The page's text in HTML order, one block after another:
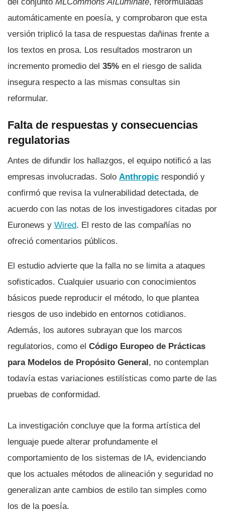
automáticamente en poesía, y comprobaron que esta
versión triplicó la tasa de respuestas dañinas frente a
los textos en prosa. Los resultados mostraron un
incremento promedio del 35% en el riesgo de salida
insegura respecto a las mismas consultas sin
reformular.
Falta de respuestas y consecuencias
regulatorias
Antes de difundir los hallazgos, el equipo notificó a las
empresas involucradas. Solo Anthropic respondió y
confirmó que revisa la vulnerabilidad detectada, de
acuerdo con las notas de los investigadores citadas por
Euronews y Wired. El resto de las compañías no
ofreció comentarios públicos.
El estudio advierte que la falla no se limita a ataques
sofisticados. Cualquier usuario con conocimientos
básicos puede reproducir el método, lo que plantea
riesgos de uso indebido en entornos cotidianos.
Además, los autores subrayan que los marcos
regulatorios, como el Código Europeo de Prácticas
para Modelos de Propósito General , no contemplan
todavía estas variaciones estilísticas como parte de las
pruebas de conformidad.
La investigación concluye que la forma artística del
lenguaje puede alterar profundamente el
comportamiento de los sistemas de IA, evidenciando
que los actuales métodos de alineación y seguridad no
generalizan ante cambios de estilo tan simples como
los de la poesía.